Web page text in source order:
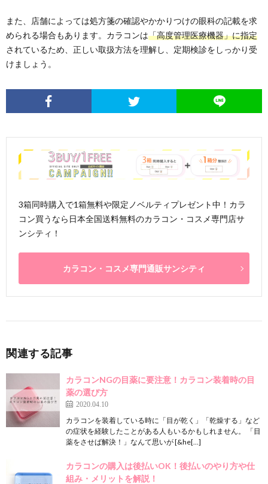
また、店舗によっては処方箋の確認やかかりつけの眼科の記載を求
められる場合もあります。カラコンは「高度管理医療機器」に指定
されているため、正しい取扱方法を理解し、定期検診をしっかり受
けましょう。
3箱同時購入で1箱無料や限定ノベルティプレゼント中！カラ
コン買うなら日本全国送料無料のカラコン・コスメ専門店サ
ンシティ！
カラコン・コスメ専門通販サンシティ
関連する記事
カラコンNGの目薬に要注意！カラコン装着時の目
薬の選び方
2020.04.10
カラコンを装着している時に「目が乾く」「乾燥する」など
の症状を経験したことがある人もいるかもしれません。 「目
薬をさせば解決！」なんて思いが [&he[…]
カラコンの購入は後払いOK！後払いのやり方や仕
組み・メリットを解説！